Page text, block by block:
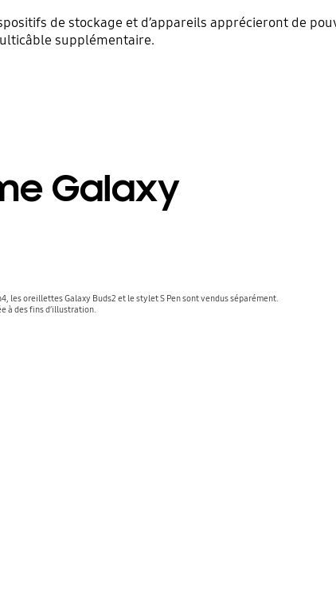
de stockage et d’appareils apprécieront de
supplémentaire.
Galaxy
les oreillettes Galaxy Buds2 et le stylet S Pen sont vendus séparément.
à des fins d’illustration.